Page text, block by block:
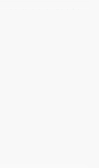
polštářky s peckami na
udržet správnou